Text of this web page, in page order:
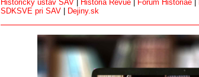
Historický ústav SAV
História Revue Forum Historiae
SDKSVE pri SAV
Dejiny.sk